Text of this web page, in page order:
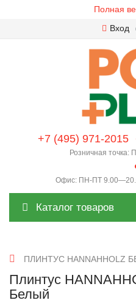
Полная
Вход
+7 (495) 971-2015
Розничная
Офис: ПН-ПТ
Каталог товаров
ПЛИНТУС HANNAHHOLZ
Плинтус
Белый